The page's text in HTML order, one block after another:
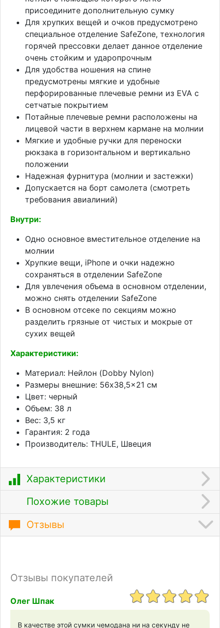
присоедините дополнительную сумку
Для хрупких вещей и очков предусмотрено
специальное отделение SafeZone, технология
горячей прессовки делает данное отделение
очень стойким и ударопрочным
Для удобства ношения на спине
предусмотрены мягкие и удобные
перфорированные плечевые ремни из EVA с
сетчатые покрытием
Потайные плечевые ремни расположены на
лицевой части в верхнем кармане на молнии
Мягкие и удобные ручки для переноски
рюкзака в горизонтальном и вертикально
положении
Надежная фурнитура (молнии и застежки)
Допускается на борт самолета (смотреть
требования авиалиний)
Внутри:
Одно основное вместительное отделение на
молнии
Хрупкие вещи, iPhone и очки надежно
сохраняться в отделении SafeZone
Для увлечения объема в основном отделении,
можно снять отделении SafeZone
В основном отсеке по секциям можно
разделить грязные от чистых и мокрые от
сухих вещей
Характеристики:
Материал: Нейлон (Dobby Nylon)
Размеры внешние: 56x38,5x21 cм
Цвет: черный
Объем: 38 л
Вес: 3,5 кг
Гарантия: 2 года
Производитель: THULE, Швеция
Характеристики
Похожие товары
Отзывы
Отзывы покупателей
Олег Шпак
В качестве этой сумки чемодана ни на секунду не